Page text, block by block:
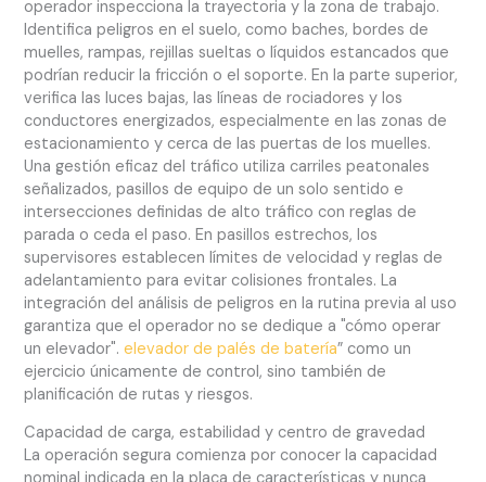
operador inspecciona la trayectoria y la zona de trabajo.
Identifica peligros en el suelo, como baches, bordes de
muelles, rampas, rejillas sueltas o líquidos estancados que
podrían reducir la fricción o el soporte. En la parte superior,
verifica las luces bajas, las líneas de rociadores y los
conductores energizados, especialmente en las zonas de
estacionamiento y cerca de las puertas de los muelles.
Una gestión eficaz del tráfico utiliza carriles peatonales
señalizados, pasillos de equipo de un solo sentido e
intersecciones definidas de alto tráfico con reglas de
parada o ceda el paso. En pasillos estrechos, los
supervisores establecen límites de velocidad y reglas de
adelantamiento para evitar colisiones frontales. La
integración del análisis de peligros en la rutina previa al uso
garantiza que el operador no se dedique a "cómo operar
un elevador".elevador de palés de batería” como un
ejercicio únicamente de control, sino también de
planificación de rutas y riesgos.
Capacidad de carga, estabilidad y centro de gravedad
La operación segura comienza por conocer la capacidad